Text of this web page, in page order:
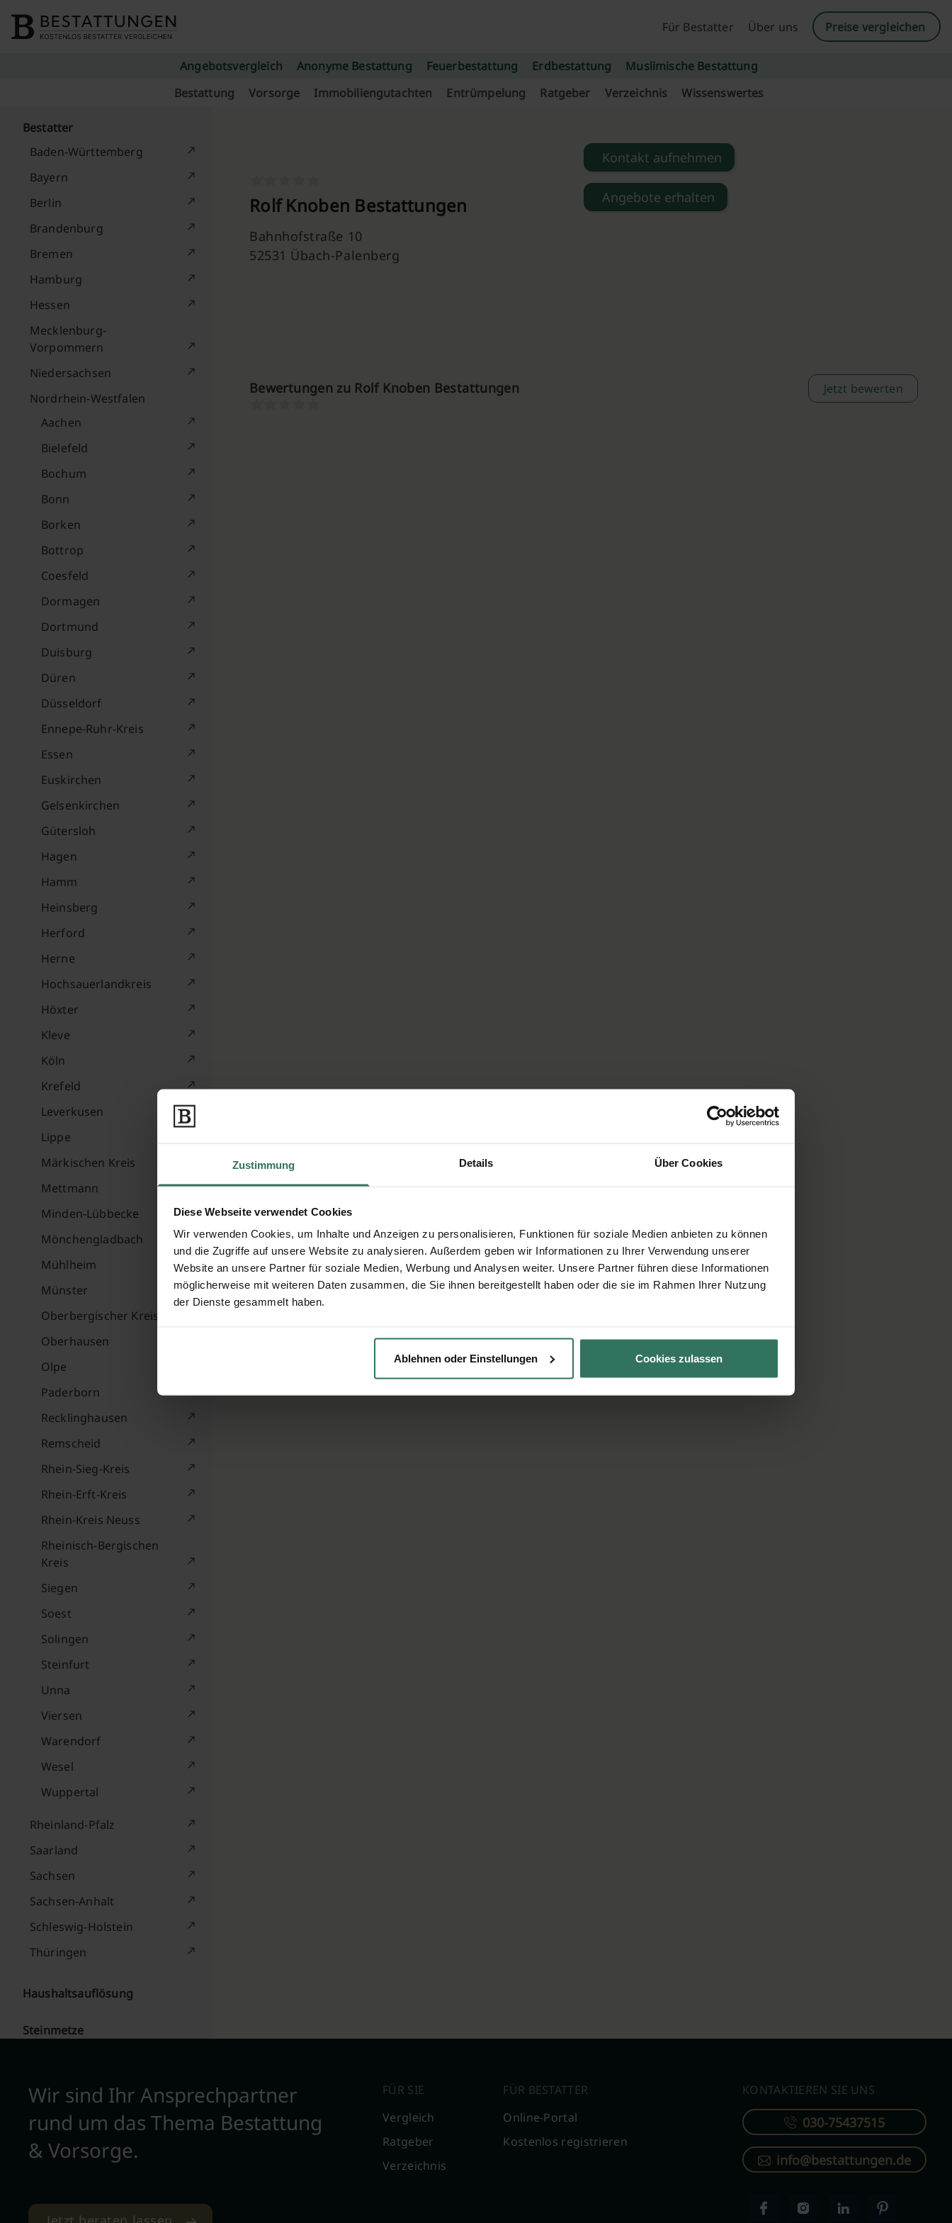
Zustimmung Details Über Cookies
Diese Webseite verwendet Cookies
Wir verwenden Cookies, um Inhalte und Anzeigen zu personalisieren, Funktionen für soziale Medien anbieten zu können
und die Zugriffe auf unsere Website zu analysieren. Außerdem geben wir Informationen zu Ihrer Verwendung unserer
Website an unsere Partner für soziale Medien, Werbung und Analysen weiter. Unsere Partner führen diese Informationen
möglicherweise mit weiteren Daten zusammen, die Sie ihnen bereitgestellt haben oder die sie im Rahmen Ihrer Nutzung
der Dienste gesammelt haben.
Ablehnen oder Einstellungen Cookies zulassen
Für Bestatter
Über uns Preise vergleichen
Angebotsvergleich Anonyme Bestattung Feuerbestattung Erdbestattung
Muslimische Bestattung
Bestattung
Vorsorge Immobiliengutachten Entrümpelung Ratgeber Verzeichnis Wissenswertes
Bestatter
Baden-Württemberg
Bayern
Berlin
Brandenburg
Bremen
Hamburg
Hessen
Mecklenburg-
Vorpommern
Niedersachsen
Nordrhein-Westfalen
Aachen
Bielefeld
Bochum
Bonn
Borken
Bottrop
Coesfeld
Dormagen
Dortmund
Duisburg
Düren
Düsseldorf
Ennepe-Ruhr-Kreis
Essen
Euskirchen
Gelsenkirchen
Gütersloh
Hagen
Hamm
Heinsberg
Herford
Herne
Hochsauerlandkreis
Höxter
Kleve
Köln
Krefeld
Leverkusen
Lippe
Märkischen Kreis
Mettmann
Minden-Lübbecke
Mönchengladbach
Mühlheim
Münster
Oberbergischer Kreis
Oberhausen
Olpe
Paderborn
Recklinghausen
Remscheid
Rhein-Sieg-Kreis
Rhein-Erft-Kreis
Rhein-Kreis Neuss
Rheinisch-Bergischen
Kreis
Siegen
Soest
Solingen
Steinfurt
Unna
Viersen
Warendorf
Wesel
Wuppertal
Rheinland-Pfalz
Saarland
Sachsen
Sachsen-Anhalt
Schleswig-Holstein
Thüringen
Haushaltsauflösung
Steinmetze
Rolf Knoben Bestattungen
Bahnhofstraße 10
52531 Übach-Palenberg
Kontakt aufnehmen
Angebote erhalten
Bewertungen zu Rolf Knoben Bestattungen Jetzt bewerten
Wir sind Ihr Ansprechpartner
rund um das Thema Bestattung
& Vorsorge.
FÜR SIE
Vergleich
Ratgeber
Verzeichnis
FÜR BESTATTER
Online-Portal
Kostenlos registrieren
KONTAKTIEREN SIE UNS
030-75437515
info@bestattungen.de